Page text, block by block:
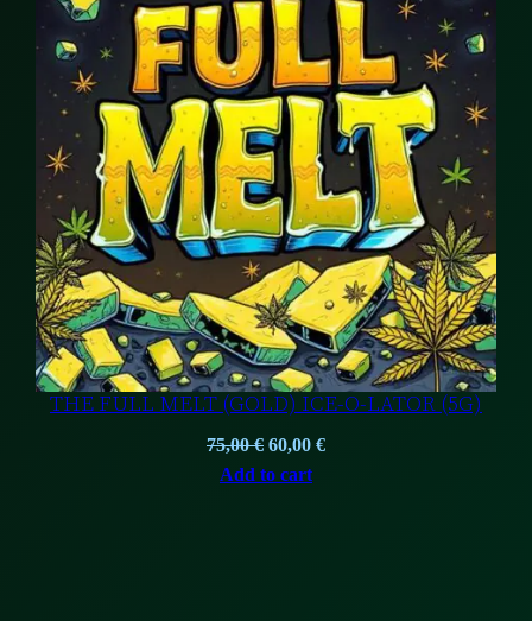
SALE
THE FULL MELT (GOLD) ICE-O-LATOR (5G)
75,00€ Original
price
60,00 €Current
Add to cart